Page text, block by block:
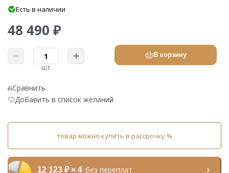
Есть в наличии
48 490 ₽
шт
В корзину
Сравнить
Добавить в список желаний
товар можно купить в рассрочку %
12 123 ₽ × 4 без переплат